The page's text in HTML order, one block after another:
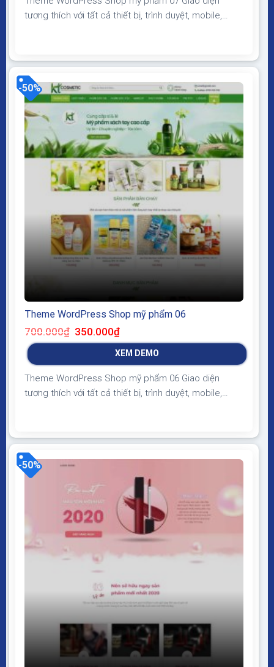
tương thích với tất cả thiết bị, trình duyệt, mobile,
load nhanh nhẹ tối ưu với các công cụ tìm kiếm
Theme sạch hoàn toàn 100% không virus,...
-50%
Theme WordPress Shop mỹ phẩm 06
700.000₫ Giá
gốc
là:
350.000₫Giá
tại
là:
XEM DEMO
Theme WordPress Shop mỹ phẩm 06 Giao diện
tương thích với tất cả thiết bị, trình duyệt, mobile,
load nhanh nhẹ tối ưu với các công cụ tìm kiếm
Theme sạch hoàn toàn 100% không virus,...
-50%